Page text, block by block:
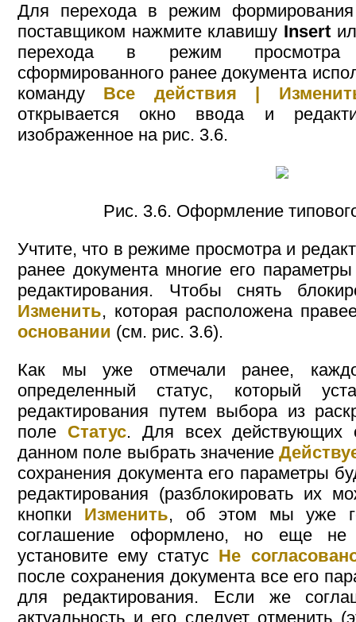
Для перехода в режим
поставщиком нажмите клавишу Insert
перехода в режим просмотра
сформированного ранее документа
команду Все действия |
открывается окно ввода и
изображенное на рис. 3.6.
Рис. 3.6. Оформление
Учтите, что в режиме просмотра и
ранее документа многие его
редактирования. Чтобы снять
Изменить, которая расположена
основании (см. рис. 3.6).
Как мы уже отмечали ранее,
определенный статус, который
редактирования путем выбора из
поле Статус. Для всех действующих
данном поле выбрать значение
сохранения документа его параметры
редактирования (разблокировать их
кнопки Изменить, об этом мы уже
соглашение оформлено, но еще
установите ему статус Не
после сохранения документа все его
для редактирования. Если же
актуальность и его следует отменить